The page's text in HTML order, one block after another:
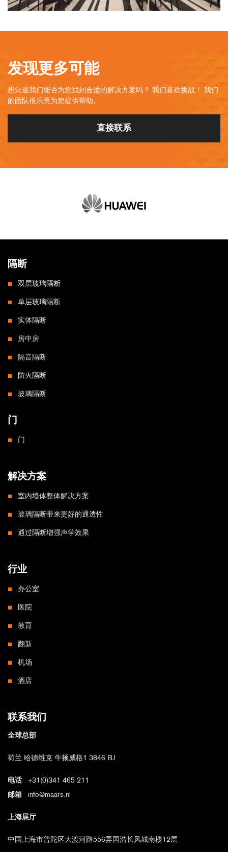
发现更多可能
想知道我们能否为您找到合适的解决方案吗？ 我们喜欢挑战！ 我们
的团队很乐意为您提供帮助。
直接联系
隔断
双层玻璃隔断
单层玻璃隔断
实体隔断
房中房
隔音隔断
防火隔断
玻璃隔断
门
门
解决方案
室内墙体整体解决方案
玻璃隔断带来更好的通透性
通过隔断增强声学效果
行业
办公室
医院
教育
翻新
机场
酒店
联系我们
全球总部
荷兰 哈德维克 牛顿威格1 3846 BJ
电话
+31(0)341 465 211
邮箱
info@maars.nl
上海展厅
中国上海市普陀区大渡河路556弄国浩长风城南楼12层